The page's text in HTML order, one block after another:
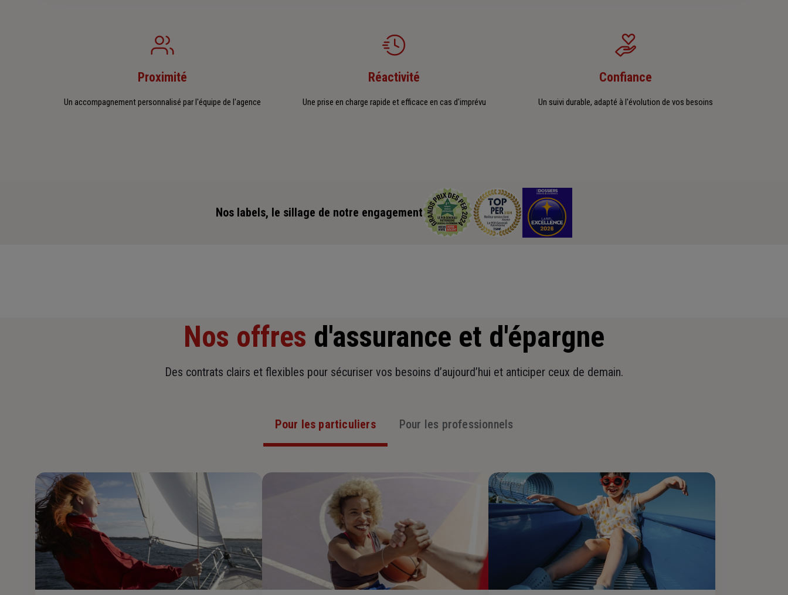
Proximité
Un accompagnement personnalisé par l'équipe de l'agence
Réactivité
Une prise en charge rapide et efficace en cas d'imprévu
Confiance
Un suivi durable, adapté à l'évolution de vos besoins
Nos labels, le sillage de notre engagement
Nos offres d'assurance et d'épargne
Des contrats clairs et flexibles pour sécuriser vos besoins d’aujourd’hui et anticiper ceux de demain.
Pour les particuliers Pour les professionnels